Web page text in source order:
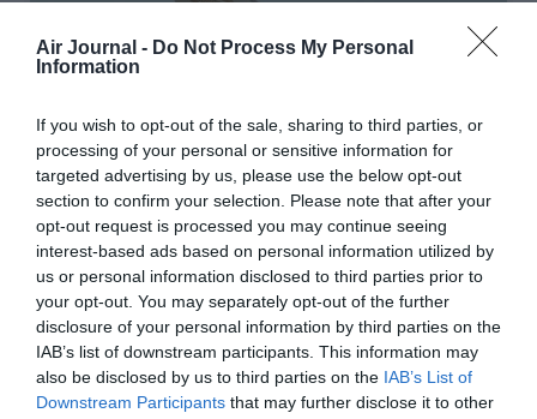
Air Journal - Do Not Process My Personal
Information
If you wish to opt-out of the sale, sharing to third parties, or
processing of your personal or sensitive information for
targeted advertising by us, please use the below opt-out
section to confirm your selection. Please note that after your
opt-out request is processed you may continue seeing
interest-based ads based on personal information utilized by
us or personal information disclosed to third parties prior to
your opt-out. You may separately opt-out of the further
disclosure of your personal information by third parties on the
IAB’s list of downstream participants. This information may
also be disclosed by us to third parties on the IAB’s List of
Downstream Participants that may further disclose it to other
Vous avez apprécié l’article ?
Soutenez-nous, faites un don !